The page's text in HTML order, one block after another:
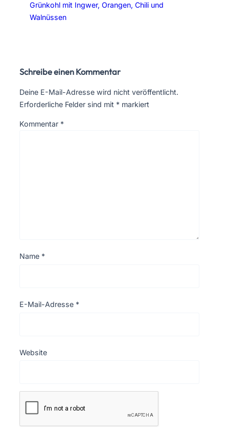
Grünkohl mit Ingwer, Orangen, Chili und
Walnüssen
Schreibe einen Kommentar
Deine E-Mail-Adresse wird nicht veröffentlicht.
Erforderliche Felder sind mit * markiert
Kommentar *
Name *
E-Mail-Adresse *
Website